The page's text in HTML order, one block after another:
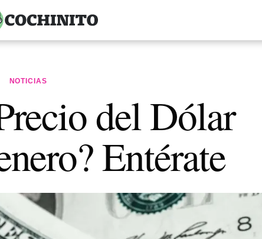
NOTICIAS
del Dólar
Entérate